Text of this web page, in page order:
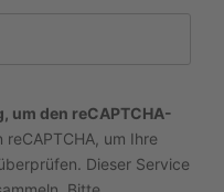
um den reCAPTCHA-
um Ihre
Dieser Service